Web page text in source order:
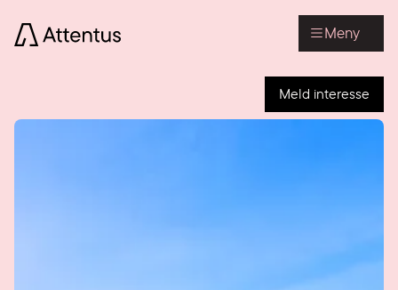
Meny
Meld interesse